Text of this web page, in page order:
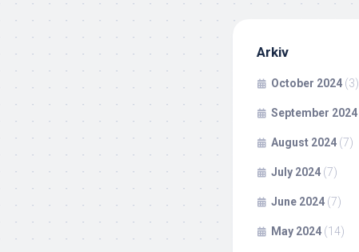
Arkiv
October 2024 (3)
September 2024
August 2024 (7)
July 2024 (7)
June 2024 (7)
May 2024 (14)